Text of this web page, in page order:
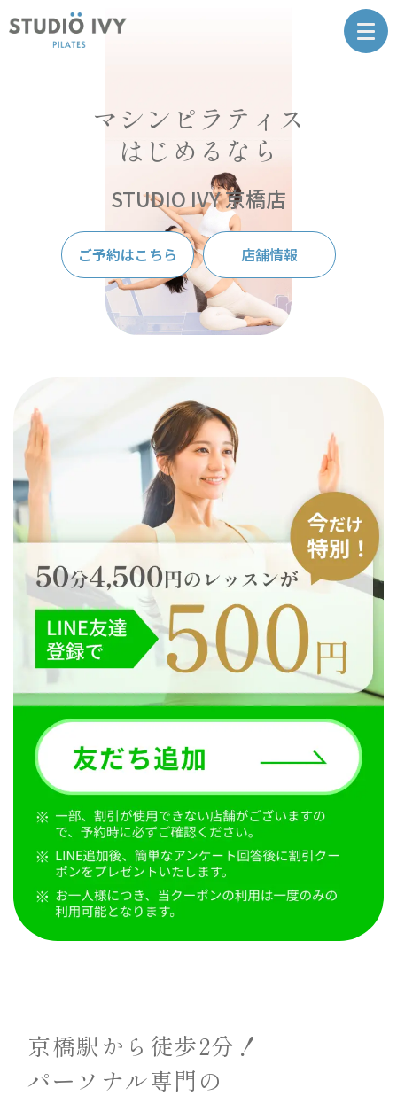
マシンピラティス
はじめるなら
STUDIO IVY 京橋店
ご予約はこちら 店舗情報
京橋駅から徒歩2分！
パーソナル専門の